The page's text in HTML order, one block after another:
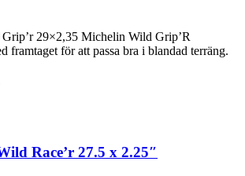
29×2,35 Michelin Wild Grip’R
framtaget för att passa bra i blandad terräng.
Race’r 27.5 x 2.25″